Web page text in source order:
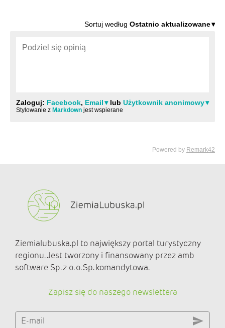
Ziemialubuska.pl to największy portal turystyczny
regionu. Jest tworzony i finansowany przez amb
software Sp. z o. o. Sp. komandytowa.
Zapisz się do naszego newslettera
E-mail